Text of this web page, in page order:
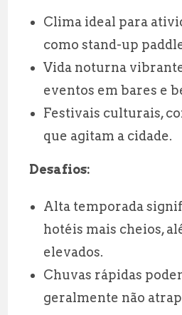
Clima ideal para
como stand-up
Vida noturna
eventos em bares e
Festivais culturais,
que agitam a cidade.
Desafios:
Alta temporada
hotéis mais cheios,
elevados.
Chuvas rápidas
geralmente não